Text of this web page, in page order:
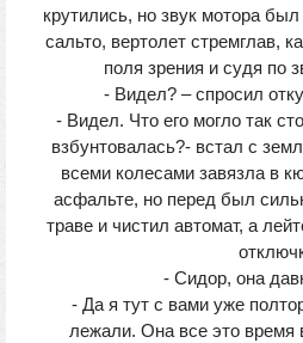
крутились, но звук мотора
сальто, вертолет стремглав,
поля зрения и судя по
- Видел? – спросил
- Видел. Что его могло так
взбунтовалась?- встал с
всеми колесами завязла в
асфальте, но перед был
траве и чистил автомат, а
- Сидор, она
- Да я тут с вами уже
лежали. Она все это время